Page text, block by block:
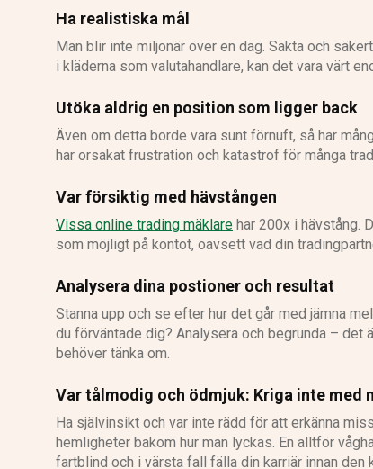
Ha realistiska mål
Man blir inte miljonär över en dag. Sakta och
i kläderna som valutahandlare, kan det vara värt
Utöka aldrig en position som ligger back
Även om detta borde vara sunt förnuft, så har
har orsakat frustration och katastrof för många
Var försiktig med hävstången
Vissa online trading mäklare har 200x i hävstång.
som möjligt på kontot, oavsett vad din
Analysera dina postioner och resultat
Stanna upp och se efter hur det går med jämna
du förväntade dig? Analysera och begrunda – det
behöver tänka om.
Var tålmodig och ödmjuk: Kriga inte med
Ha självinsikt och var inte rädd för att erkänna
hemligheter bakom hur man lyckas. En alltför
fartblind och i värsta fall fälla din karriär innan den